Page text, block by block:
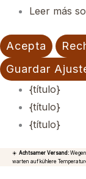
Leer más
Acepta
Guardar
{título}
{título}
{título}
☀️ Achtsamer Versand:
warten auf kühlere